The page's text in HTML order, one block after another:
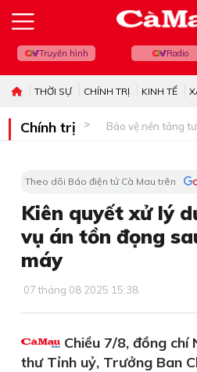
Truyền hình Radio
THỜI SỰ CHÍNH TRỊ KINH TẾ
Chính trị Bảo vệ nền tảng
Theo dõi Báo điện tử Cà Mau trên
Kiên quyết xử lý
vụ án tồn đọng
máy
07 tháng 08 2025 15:38
Chiều 7/8, đồng chí
thư Tỉnh uỷ, Trưởng Ban